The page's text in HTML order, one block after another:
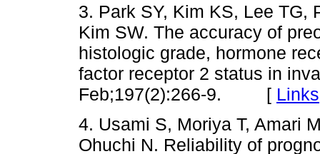
3. Park SY, Kim KS, Lee TG,
Kim SW. The accuracy of
histologic grade, hormone
factor receptor 2 status in
Feb;197(2):266-9. [ Links
4. Usami S, Moriya T, Amari
Ohuchi N. Reliability of